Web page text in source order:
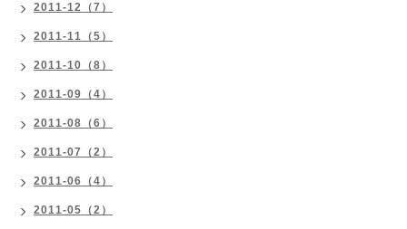
2011-12（7）
2011-11（5）
2011-10（8）
2011-09（4）
2011-08（6）
2011-07（2）
2011-06（4）
2011-05（2）